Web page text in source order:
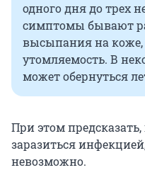
одного дня до трех
симптомы бывают
высыпания на коже,
утомляемость. В
может обернуться
При этом
заразиться
невозможно.